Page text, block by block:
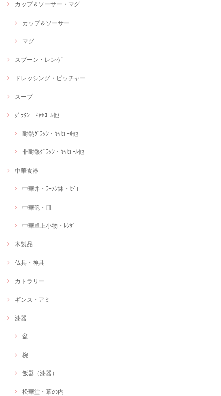
カップ＆ソーサー・マグ
カップ＆ソーサー
マグ
スプーン・レンゲ
ドレッシング・ピッチャー
スープ
ｸﾞﾗﾀﾝ・ｷｬｾﾛｰﾙ他
耐熱ｸﾞﾗﾀﾝ・ｷｬｾﾛｰﾙ他
非耐熱ｸﾞﾗﾀﾝ・ｷｬｾﾛｰﾙ他
中華食器
中華丼・ﾗｰﾒﾝ鉢・ｾｲﾛ
中華碗・皿
中華卓上小物・ﾚﾝｹﾞ
木製品
仏具・神具
カトラリー
ギンス・アミ
漆器
盆
椀
飯器（漆器）
松華堂・幕の内